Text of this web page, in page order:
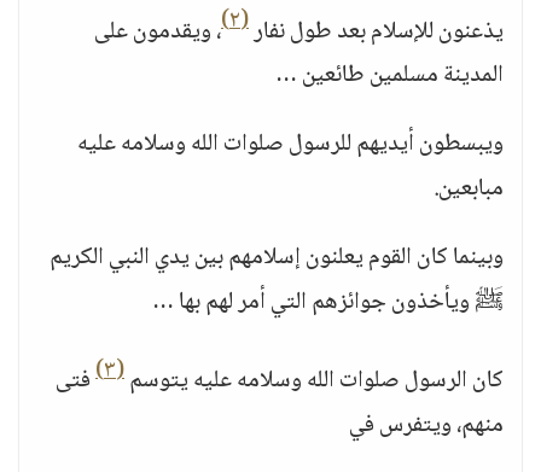
يذعنون للإسلام بعد طول نفار(٢) ، ويقدمون على
المدينة مسلمين طائعين …
ويبسطون أيديهم للرسول صلوات الله وسلامه عليه
مبابعين.
وبينما كان القوم يعلنون إسلامهم بين يدي النبي الكريم
ﷺ ويأخذون جوائزهم التي أمر لهم بها …
كان الرسول صلوات الله وسلامه عليه يتوسم(٣)
فتى
منهم، ويتفرس في